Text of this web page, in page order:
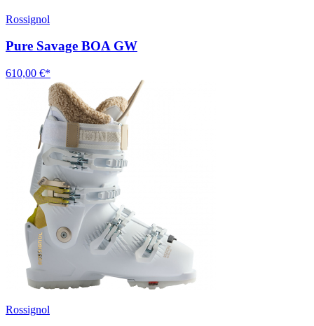
Rossignol
Pure Savage BOA GW
610,00 €*
Rossignol